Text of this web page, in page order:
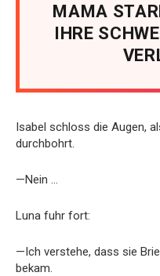
MAMA
IHRE
Isabel schloss die Augen,
durchbohrt.
—Nein …
Luna fuhr fort:
—Ich verstehe, dass sie
bekam.